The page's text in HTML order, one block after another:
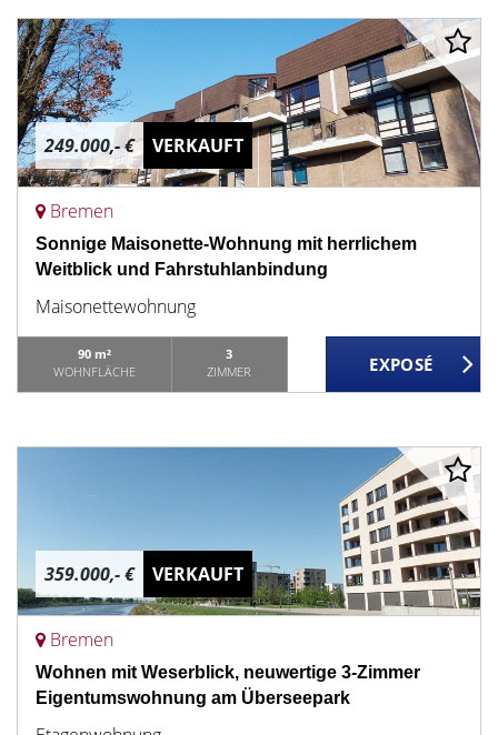
249.000,- € VERKAUFT
Bremen
Sonnige Maisonette-Wohnung mit herrlichem
Weitblick und Fahrstuhlanbindung
Maisonettewohnung
90 m²
WOHNFLÄCHE
3
ZIMMER
359.000,- € VERKAUFT
Bremen
Wohnen mit Weserblick, neuwertige 3-Zimmer
Eigentumswohnung am Überseepark